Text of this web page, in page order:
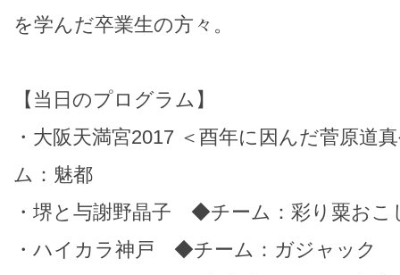
を学んだ卒業生の方々。
【当日のプログラム】
・大阪天満宮2017 ＜酉年に因んだ菅原
ム：魅都
・堺と与謝野晶子 ◆チーム：彩り粟おこ
・ハイカラ神戸 ◆チーム：ガジャック